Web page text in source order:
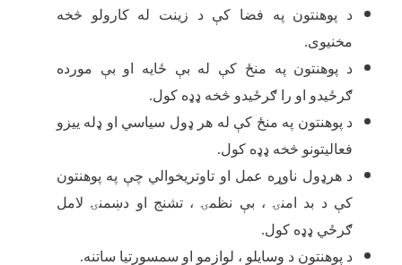
د پوهنتون په فضا کې د زینت له کارولو څخه
مخنیوی.
د پوهنتون په منځ کې له بې ځایه او بې مورده
ګرځیدو او را ګرځیدو څخه ډډه کول.
د پوهنتون په منځ کې له هر ډول سیاسي او ډله ییزو
فعالیتونو څخه ډډه کول.
د هرډول ناوړه عمل او تاوتریخوالي چې په پوهنتون
کې د بد امنۍ ، بې نظمۍ ، تشنج او دښمنۍ لامل
ګرځي ډډه کول.
د پوهنتون د وسایلو ، لوازمو او سمسورتیا ساتنه.